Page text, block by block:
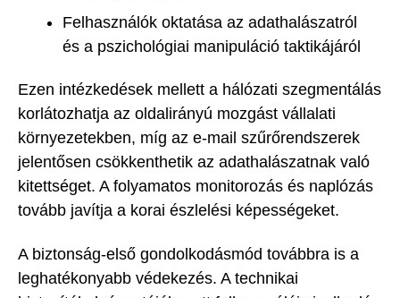
Felhasználók oktatása az adathalászatról
és a pszichológiai manipuláció taktikájáról
Ezen intézkedések mellett a hálózati szegmentálás
korlátozhatja az oldalirányú mozgást vállalati
környezetekben, míg az e-mail szűrőrendszerek
jelentősen csökkenthetik az adathalászatnak való
kitettséget. A folyamatos monitorozás és naplózás
tovább javítja a korai észlelési képességeket.
A biztonság-első gondolkodásmód továbbra is a
leghatékonyabb védekezés. A technikai